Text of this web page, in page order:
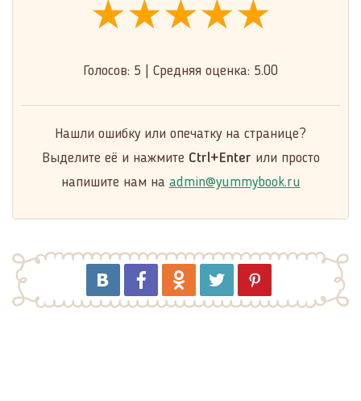
★★★★★
★★★★★
★★★★★
Голосов: 5 Средняя оценка: 5.00
Нашли ошибку или опечатку на странице?
Выделите её и нажмите Ctrl+Enter или просто
напишите нам на admin@yummybook.ru